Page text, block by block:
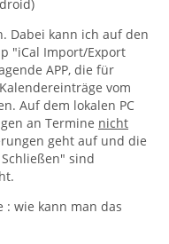
Dabei kann ich auf den
"iCal Import/Export
APP, die für
vom
Auf dem lokalen PC
an Termine nicht
geht auf und die
sind
: wie kann man das